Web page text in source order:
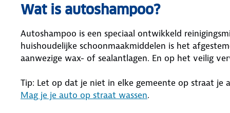
Wat is autoshampoo?
Autoshampoo is een speciaal ontwikkeld
huishoudelijke schoonmaakmiddelen is het
aanwezige wax- of sealantlagen. En op het veilig
Tip: Let op dat je niet in elke gemeente op straat je
Mag je je auto op straat wassen.